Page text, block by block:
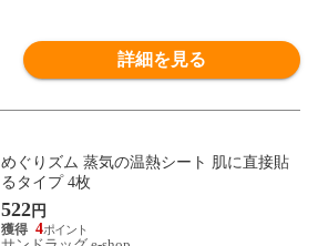
詳細を見る
めぐりズム 蒸気の温熱シート 肌に直接貼
るタイプ 4枚
522円
4